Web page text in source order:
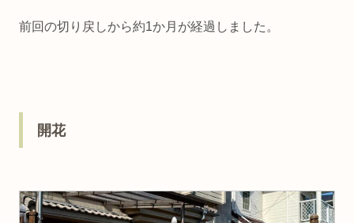
前回の切り戻しから約1か月が経過しました。
開花